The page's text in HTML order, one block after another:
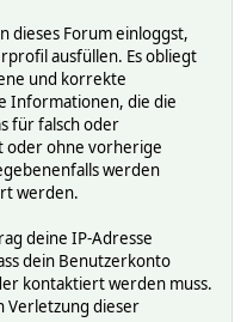
dieses Forum einloggst,
ausfüllen. Es obliegt
und korrekte
Informationen, die die
für falsch oder
oder ohne vorherige
werden
werden.
deine IP-Adresse
dein Benutzerkonto
kontaktiert werden muss.
Verletzung dieser